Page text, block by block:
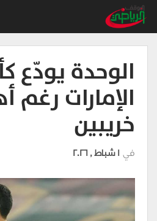
الوحدة يودّع
الإمارات رغم
خريبين
في 1 شباط , 2026